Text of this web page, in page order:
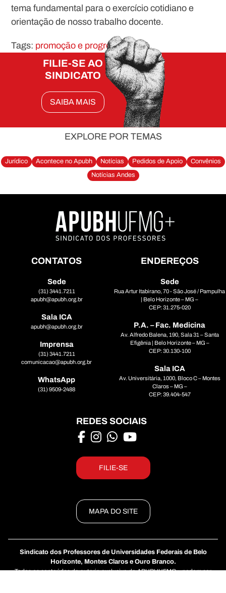
tema fundamental para o exercício cotidiano e
orientação de nosso trabalho docente.
Tags: promoção e progressão
FILIE-SE AO
SINDICATO
SAIBA MAIS
EXPLORE POR TEMAS
Jurídico Acontece no Apubh Notícias Pedidos de Apoio
Convênios
Notícias Andes
CONTATOS
Sede
(31) 3441.7211
apubh@apubh.org.br
Sala ICA
apubh@apubh.org.br
Imprensa
(31) 3441.7211
comunicacao@apubh.org.br
WhatsApp
(31) 9509-2488
ENDEREÇOS
Sede
Rua Artur Itabirano, 70 - São José / Pampulha
| Belo Horizonte – MG –
CEP: 31.275-020
P.A. – Fac. Medicina
Av. Alfredo Balena, 190, Sala 31 – Santa
Efigênia | Belo Horizonte – MG –
CEP: 30.130-100
Sala ICA
Av. Universitária, 1000, Bloco C – Montes
Claros – MG –
CEP: 39.404-547
REDES SOCIAIS
FILIE-SE
MAPA DO SITE
Sindicato dos Professores de Universidades Federais de Belo
Horizonte, Montes Claros e Ouro Branco.
Todos os conteúdos de autoria exclusiva do APUBHUFMG+ podem ser